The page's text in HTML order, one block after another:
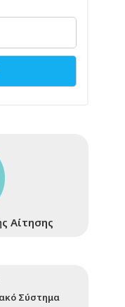
Αίτησης
Σύστημα